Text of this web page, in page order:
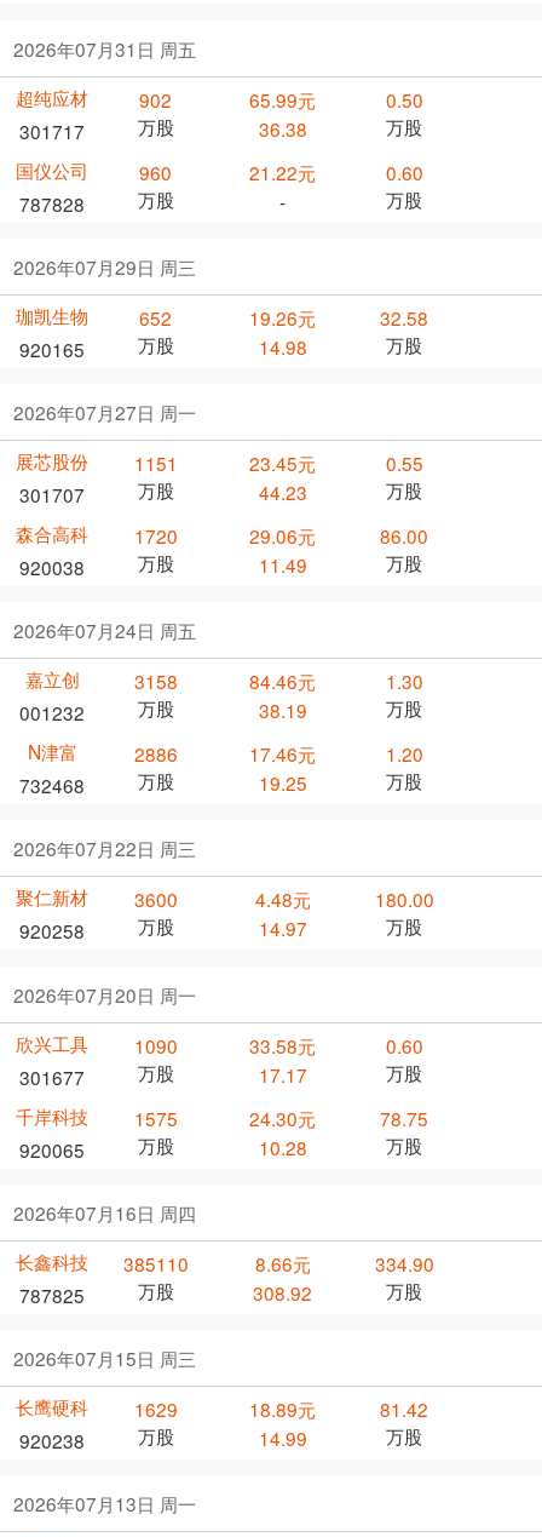
2026年07月31日 周五
超纯应材
301717
902
万股
65.99元
36.38
0.50
万股
国仪公司
787828
960
万股
21.22元
-
0.60
万股
2026年07月29日 周三
珈凯生物
920165
652
万股
19.26元
14.98
32.58
万股
2026年07月27日 周一
展芯股份
301707
1151
万股
23.45元
44.23
0.55
万股
森合高科
920038
1720
万股
29.06元
11.49
86.00
万股
2026年07月24日 周五
嘉立创
001232
3158
万股
84.46元
38.19
1.30
万股
N津富
732468
2886
万股
17.46元
19.25
1.20
万股
2026年07月22日 周三
聚仁新材
920258
3600
万股
4.48元
14.97
180.00
万股
2026年07月20日 周一
欣兴工具
301677
1090
万股
33.58元
17.17
0.60
万股
千岸科技
920065
1575
万股
24.30元
10.28
78.75
万股
2026年07月16日 周四
长鑫科技
787825
385110
万股
8.66元
308.92
334.90
万股
2026年07月15日 周三
长鹰硬科
920238
1629
万股
18.89元
14.99
81.42
万股
2026年07月13日 周一